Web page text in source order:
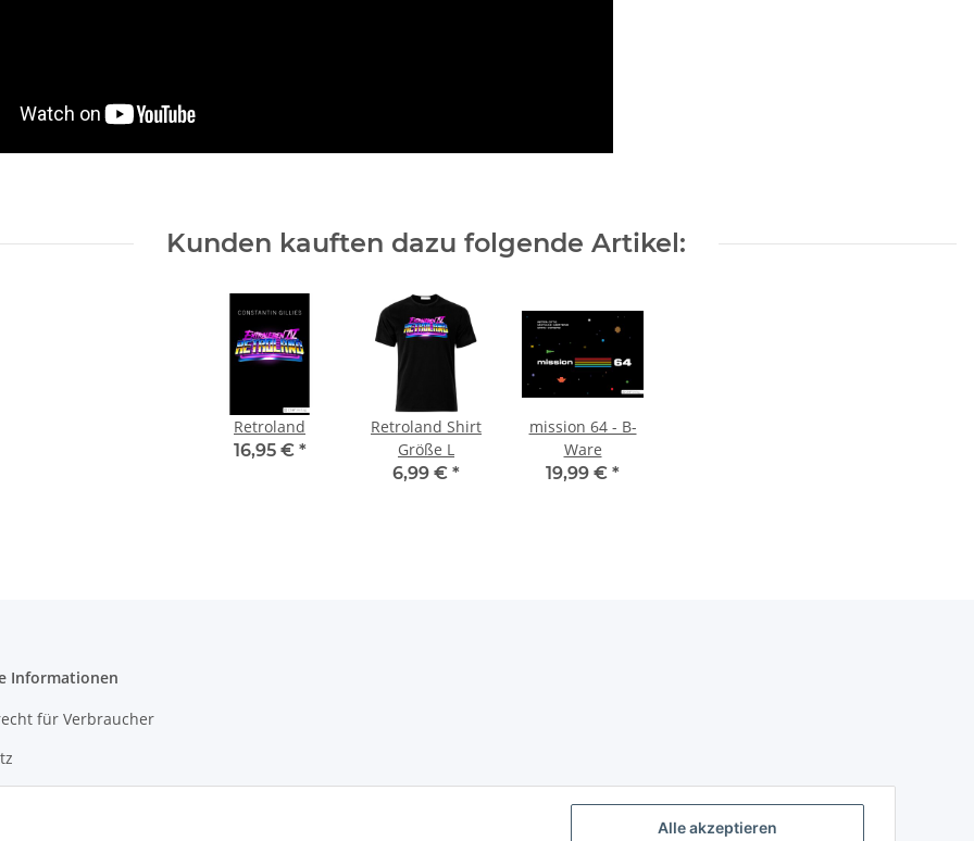
Kunden kauften dazu folgende Artikel:
Retroland
16,95 € *
Retroland Shirt
Größe L
6,99 € *
mission 64 - B-
Ware
19,99 € *
Informationen
für Verbraucher
Alle akzeptieren